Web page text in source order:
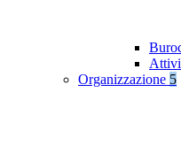
Organizzazione 5